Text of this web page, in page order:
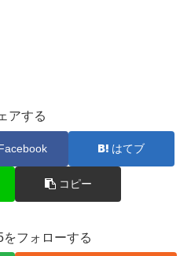
アする
はてブ
コピー
フォローする